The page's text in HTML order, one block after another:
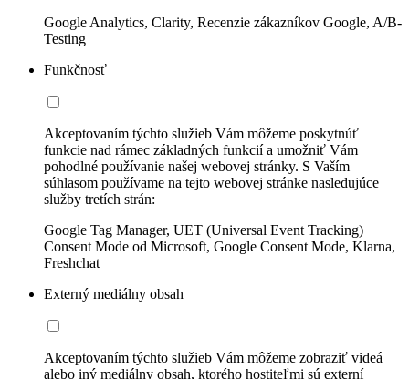
Google Analytics, Clarity, Recenzie zákazníkov Google, A/B-
Testing
Funkčnosť
Akceptovaním týchto služieb Vám môžeme poskytnúť
funkcie nad rámec základných funkcií a umožniť Vám
pohodlné používanie našej webovej stránky. S Vaším
súhlasom používame na tejto webovej stránke nasledujúce
služby tretích strán:
Google Tag Manager, UET (Universal Event Tracking)
Consent Mode od Microsoft, Google Consent Mode, Klarna,
Freshchat
Externý mediálny obsah
Akceptovaním týchto služieb Vám môžeme zobraziť videá
alebo iný mediálny obsah, ktorého hostiteľmi sú externí